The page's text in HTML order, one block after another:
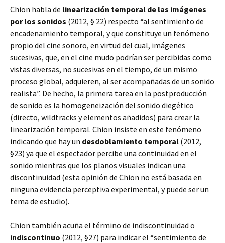
Chion habla de linearización temporal de las imágenes
por los sonidos (2012, § 22) respecto “al sentimiento de
encadenamiento temporal, y que constituye un fenómeno
propio del cine sonoro, en virtud del cual, imágenes
sucesivas, que, en el cine mudo podrían ser percibidas como
vistas diversas, no sucesivas en el tiempo, de un mismo
proceso global, adquieren, al ser acompañadas de un sonido
realista”. De hecho, la primera tarea en la postproducción
de sonido es la homogeneización del sonido diegético
(directo, wildtracks y elementos añadidos) para crear la
linearización temporal. Chion insiste en este fenómeno
indicando que hay un desdoblamiento temporal (2012,
§23) ya que el espectador percibe una continuidad en el
sonido mientras que los planos visuales indican una
discontinuidad (esta opinión de Chion no está basada en
ninguna evidencia perceptiva experimental, y puede ser un
tema de estudio).
Chion también acuña el término de indiscontinuidad o
indiscontinuo (2012, §27) para indicar el “sentimiento de